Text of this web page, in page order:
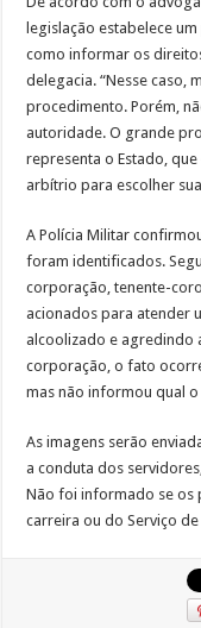
legislação estabelece
como informar os
delegacia. “Nesse caso,
procedimento. Porém,
autoridade. O grande
representa o Estado,
arbítrio para escolher
A Polícia Militar
foram identificados.
corporação, tenente-
acionados para atender
alcoolizado e agredindo
corporação, o fato
mas não informou qual
As imagens serão
a conduta dos
Não foi informado se os
carreira ou do Serviço